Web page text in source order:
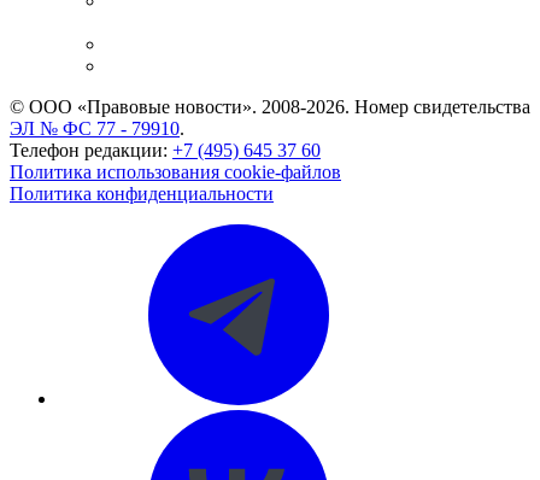
© ООО «Правовые новости». 2008-2026. Номер свидетельства
ЭЛ № ФС 77 - 79910.
Телефон редакции: +7 (495) 645 37 60
Политика использования cookie-файлов
Политика конфиденциальности